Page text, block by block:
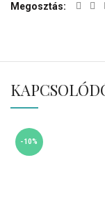
Megosztás
-10%